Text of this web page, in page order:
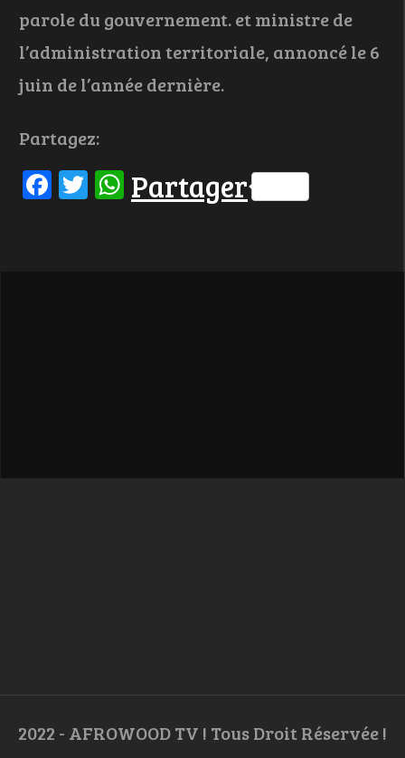
parole du gouvernement. et ministre de
l’administration territoriale, annoncé le 6
juin de l’année dernière.
Partagez:
Facebook
Twitter
WhatsApp
Partager
2022 - AFROWOOD TV ! Tous Droit Réservée !